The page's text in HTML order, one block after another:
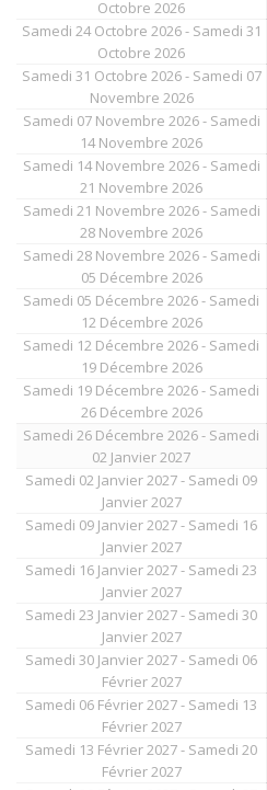
Octobre 2026
Samedi 24 Octobre 2026 - Samedi 31
Octobre 2026
Samedi 31 Octobre 2026 - Samedi 07
Novembre 2026
Samedi 07 Novembre 2026 - Samedi
14 Novembre 2026
Samedi 14 Novembre 2026 - Samedi
21 Novembre 2026
Samedi 21 Novembre 2026 - Samedi
28 Novembre 2026
Samedi 28 Novembre 2026 - Samedi
05 Décembre 2026
Samedi 05 Décembre 2026 - Samedi
12 Décembre 2026
Samedi 12 Décembre 2026 - Samedi
19 Décembre 2026
Samedi 19 Décembre 2026 - Samedi
26 Décembre 2026
Samedi 26 Décembre 2026 - Samedi
02 Janvier 2027
Samedi 02 Janvier 2027 - Samedi 09
Janvier 2027
Samedi 09 Janvier 2027 - Samedi 16
Janvier 2027
Samedi 16 Janvier 2027 - Samedi 23
Janvier 2027
Samedi 23 Janvier 2027 - Samedi 30
Janvier 2027
Samedi 30 Janvier 2027 - Samedi 06
Février 2027
Samedi 06 Février 2027 - Samedi 13
Février 2027
Samedi 13 Février 2027 - Samedi 20
Février 2027